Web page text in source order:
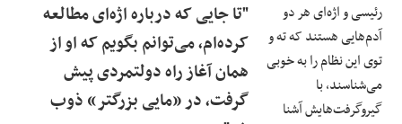
"تا جایی که درباره‌ اژه‌ای مطالعه
کرده‌ام، می‌توانم بگویم که او از
همان آغاز راه دولتمردی پیش
گرفت، در «مایی بزرگتر» ذوب
رئیسی و اژه‌ای هر دو
آدم‌هایی هستند که ته و
توی این نظام را به خوبی
می‌شناسند، با
گیروگرفت‌هایش آشنا